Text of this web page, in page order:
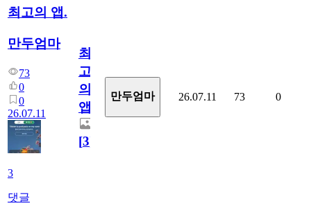
최고의 앱.
만두엄마
73
0
0
26.07.11
3
댓글
최
고
의
앱.
[3]
만두엄마 26.07.11 73 0